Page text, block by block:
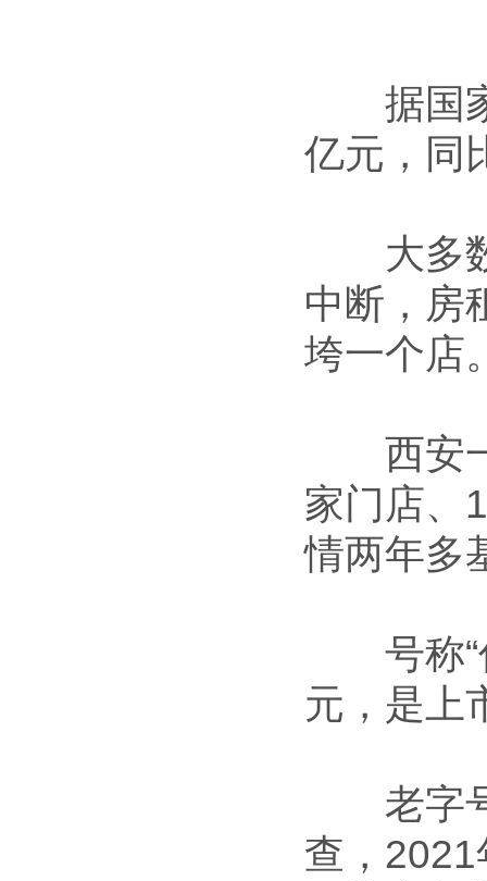
据国家
亿元，同
大多数
中断，房
垮一个店
西安一
家门店、
情两年多
号称“
元，是上
老字号
查，